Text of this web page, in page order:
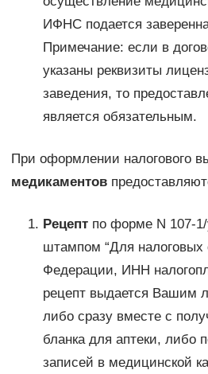
ИФНС подается
Примечание: если в
указаны реквизиты
заведения, то
является обязательным.
При оформлении налогового
медикаментов
Рецептпо форме N 107-
штампом “Для налоговых
Федерации, ИНН
рецепт выдается Вашим
либо сразу вместе с
бланка для аптеки, либо
записей в медицинской